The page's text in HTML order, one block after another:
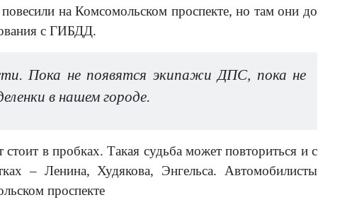
на Комсомольском проспекте, но там они до
с ГИБДД.
Пока не появятся экипажи ДПС, пока не
в нашем городе.
в пробках. Такая судьба может повториться и с
– Ленина, Худякова, Энгельса. Автомобилисты
проспекте